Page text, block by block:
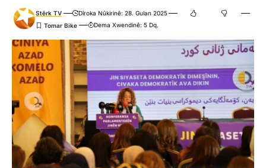
Stêrk TV
Dîroka Nûkirinê: 28. Gulan 2025
Dema Xwendinê: 5 Dq.